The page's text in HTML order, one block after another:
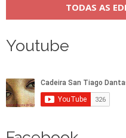
TODAS AS
Youtube